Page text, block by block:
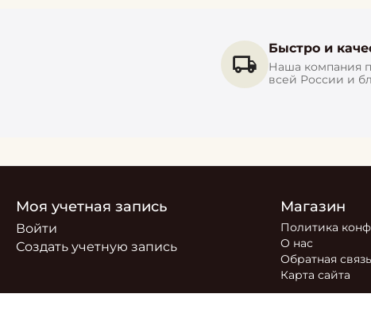
Быстро и
Наша компания
всей России и
Моя учетная запись
Войти
Создать учетную запись
Магазин
Политика
О нас
Обратная связь
Карта сайта